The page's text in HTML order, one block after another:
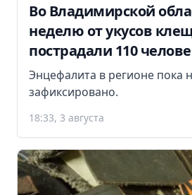
Во Владимирской
неделю от укусов
пострадали 110
Энцефалита в регионе пока
зафиксировано.
18:33, 3 августа